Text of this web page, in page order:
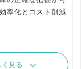
率化とコスト削減
見る